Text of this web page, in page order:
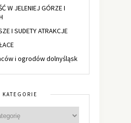
W JELENIEJ GÓRZE I
I SUDETY ATRAKCJE
i ogrodów dolnyśląsk
KATEGORIE